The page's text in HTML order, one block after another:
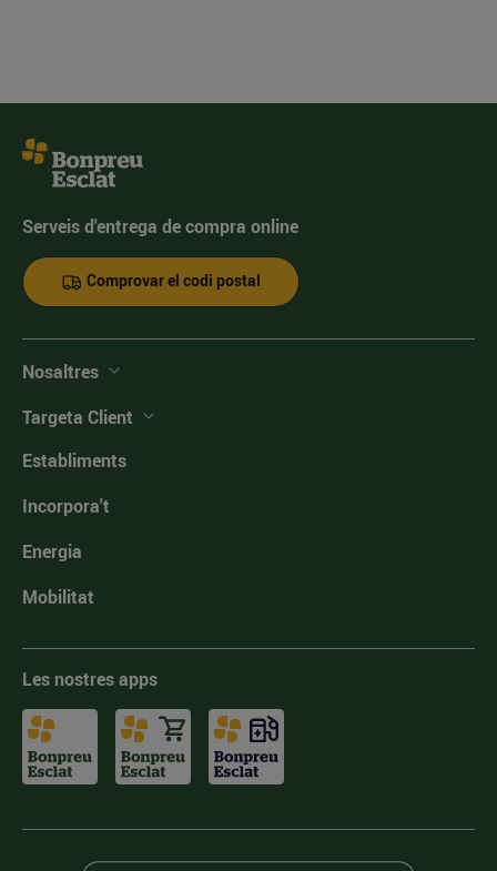
Serveis d'entrega de compra online
Comprovar el codi postal
Nosaltres
Targeta Client
Establiments
Incorpora't
Energia
Mobilitat
Les nostres apps